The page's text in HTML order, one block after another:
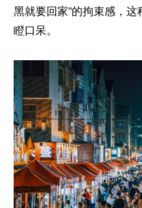
黑就要回家”的拘束感，
瞪口呆。